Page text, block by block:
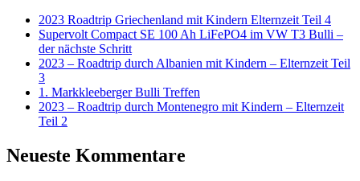
2023 Roadtrip Griechenland mit Kindern Elternzeit Teil 4
Supervolt Compact SE 100 Ah LiFePO4 im VW T3 Bulli –
der nächste Schritt
2023 – Roadtrip durch Albanien mit Kindern – Elternzeit Teil
3
1. Markkleeberger Bulli Treffen
2023 – Roadtrip durch Montenegro mit Kindern – Elternzeit
Teil 2
Neueste Kommentare